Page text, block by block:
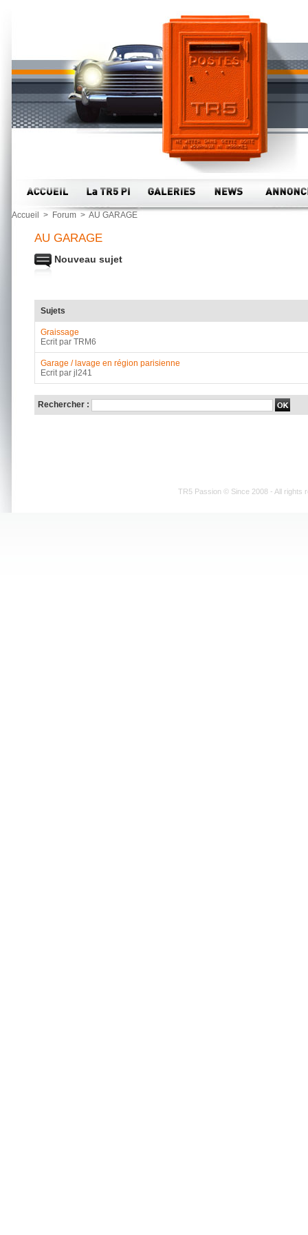
Accueil > Forum > AU GARAGE
AU GARAGE
Nouveau sujet
Sujets
Graissage
Ecrit par TRM6
Garage / lavage en région parisienne
Ecrit par jl241
Rechercher :
TR5 Passion © Since 2008 - All rights